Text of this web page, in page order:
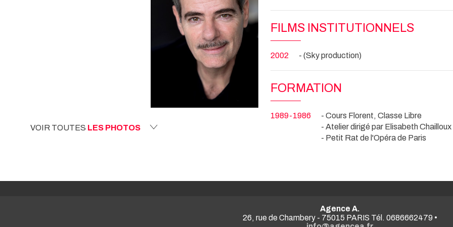
VOIR TOUTES LES PHOTOS
FILMS INSTITUTIONNELS
2002 - (Sky production)
FORMATION
1989-1986
- Cours Florent, Classe Libre
- Atelier dirigé par Elisabeth
- Petit Rat de l'Opéra de Paris
Agence A.
26, rue de Chambery - 75015 PARIS Tél. 0686662479 •